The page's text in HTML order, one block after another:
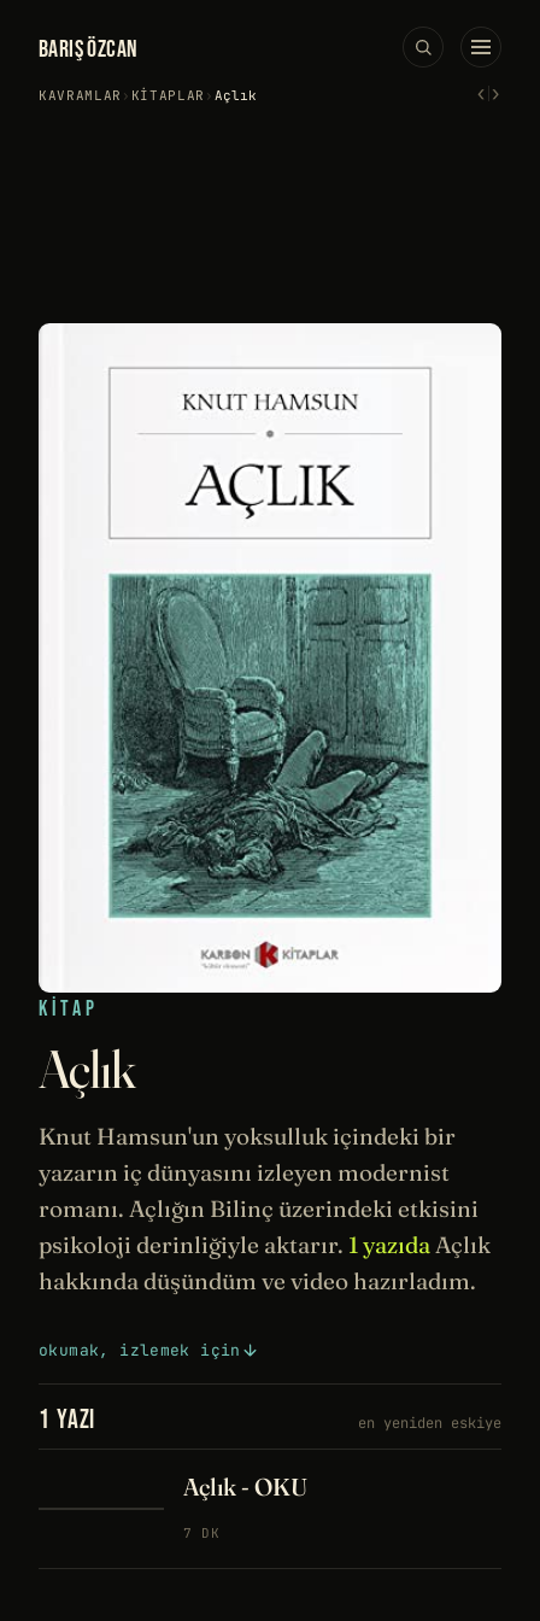
BARIŞ ÖZCAN
KAVRAMLAR › KITAPLAR › Açlık ‹›
KITAP
Açlık
Knut Hamsun'un yoksulluk içindeki bir
yazarın iç dünyasını izleyen modernist
romanı. Açlığın Bilinç üzerindeki etkisini
psikoloji derinliğiyle aktarır. 1 yazıdaAçlık
hakkında düşündüm ve video hazırladım.
okumak, izlemek için
1 YAZI en yeniden eskiye
Açlık - OKU
7 DK